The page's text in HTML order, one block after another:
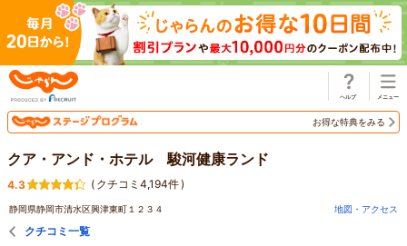
お得な特典をみる
クア・アンド・ホテル 駿河健康ランド
4.3 ( クチコミ4,194件)
静岡県静岡市清水区興津東町１２３４ 地図・アクセス
クチコミ一覧